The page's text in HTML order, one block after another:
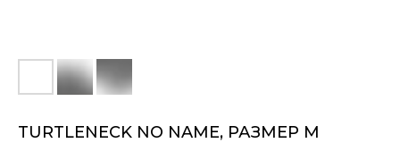
TURTLENECK NO NAME, РАЗМЕР M